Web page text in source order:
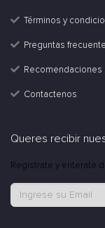
Términos y
Preguntas
Recomendaciones
Contactenos
Queres recibir
Registrate y enterate